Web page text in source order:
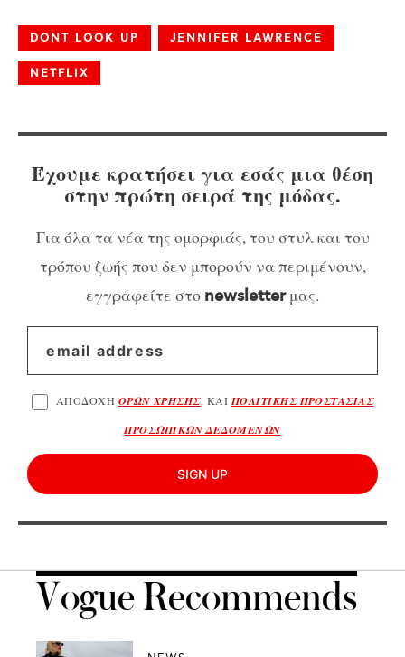
DONT LOOK UP JENNIFER LAWRENCE
NETFLIX
Έχουμε κρατήσει για εσάς μια θέση
στην πρώτη σειρά της μόδας.
Για όλα τα νέα της ομορφιάς, του στυλ και του
τρόπου ζωής που δεν μπορούν να περιμένουν,
εγγραφείτε στο newsletterμας.
ΑΠΟΔΟΧΗ ΟΡΩΝ ΧΡΗΣΗΣ, ΚΑΙ ΠΟΛΙΤΙΚΗΣ ΠΡΟΣΤΑΣΙΑΣ
ΠΡΟΣΩΠΙΚΩΝ ΔΕΔΟΜΕΝΩΝ
SIGN UP
Vogue Recommends